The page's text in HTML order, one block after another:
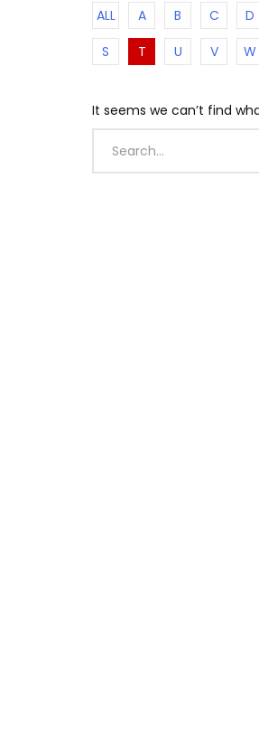
ALL A B C D
S
T U V W
It seems we can’t find